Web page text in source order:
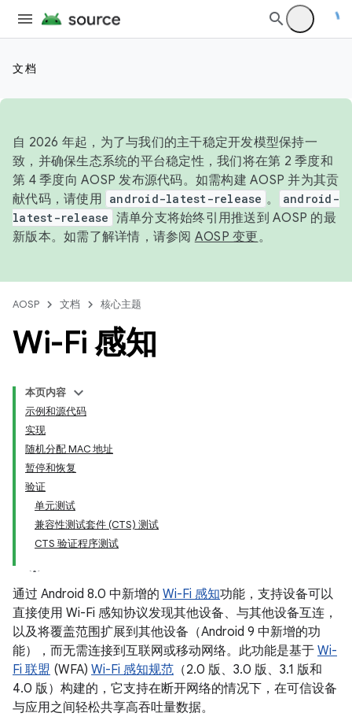
文档
自 2026 年起，为了与我们的主干稳定开发模型保持一
致，并确保生态系统的平台稳定性，我们将在第 2 季度和
第 4 季度向 AOSP 发布源代码。如需构建 AOSP 并为其贡
献代码，请使用 android-latest-release 。
android-
latest-release 清单分支将始终引用推送到 AOSP 的最
新版本。如需了解详情，请参阅 AOSP 变更。
AOSP 文档 核心主题
Wi-Fi 感知
本页内容
示例和源代码
实现
随机分配 MAC 地址
暂停和恢复
验证
单元测试
兼容性测试套件 (CTS) 测试
CTS 验证程序测试
通过 Android 8.0 中新增的 Wi-Fi 感知功能，支持设备可以
直接使用 Wi-Fi 感知协议发现其他设备、与其他设备互连，
以及将覆盖范围扩展到其他设备（Android 9 中新增的功
能），而无需连接到互联网或移动网络。此功能是基于 Wi-
Fi 联盟 (WFA) Wi-Fi 感知规范 （2.0 版、3.0 版、3.1 版和
4.0 版）构建的，它支持在断开网络的情况下，在可信设备
与应用之间轻松共享高吞吐量数据。